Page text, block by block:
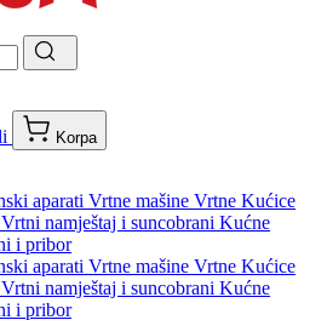
Korpa
aparati Vrtne mašine Vrtne Kućice
Vrtni namještaj i suncobrani Kućne
i pribor
aparati Vrtne mašine Vrtne Kućice
Vrtni namještaj i suncobrani Kućne
i pribor